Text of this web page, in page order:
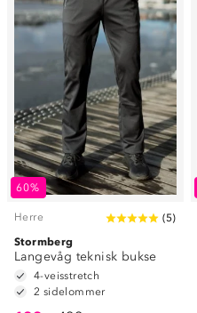
60%
Herre (5)
Stormberg
Langevåg teknisk bukse
4-veisstretch
2 sidelommer